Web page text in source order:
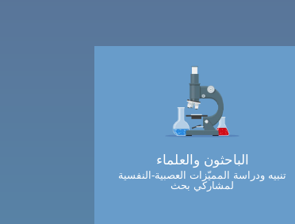
الباحثون والعلماء
تنبيه ودراسة المميّزات العصبية-النفسية
لمشاركي بحث